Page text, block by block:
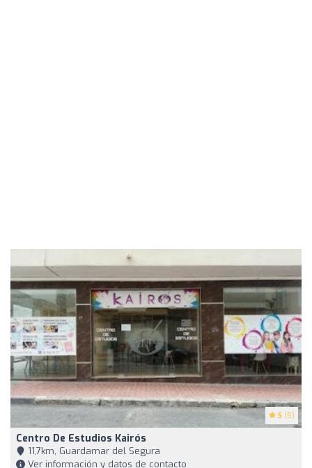
5 (5)
Centro De Estudios Kairós
11,7km, Guardamar del Segura
Ver información y datos de contacto